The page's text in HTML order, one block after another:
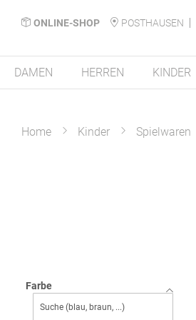
ONLINE-SHOP POSTHAUSEN
DAMEN HERREN KINDER
Home Kinder Spielwaren
Farbe